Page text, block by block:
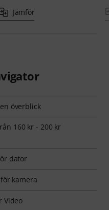
Jämför
överblick
160 kr - 200 kr
dator
kamera
Video